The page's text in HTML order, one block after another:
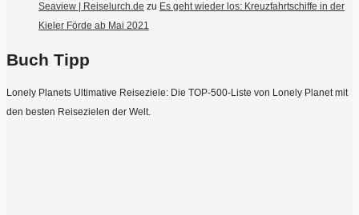
Seaview | Reiselurch.de zu Es geht wieder los: Kreuzfahrtschiffe in der
Kieler Förde ab Mai 2021
Buch Tipp
Lonely Planets Ultimative Reiseziele: Die TOP-500-Liste von Lonely Planet mit
den besten Reisezielen der Welt.